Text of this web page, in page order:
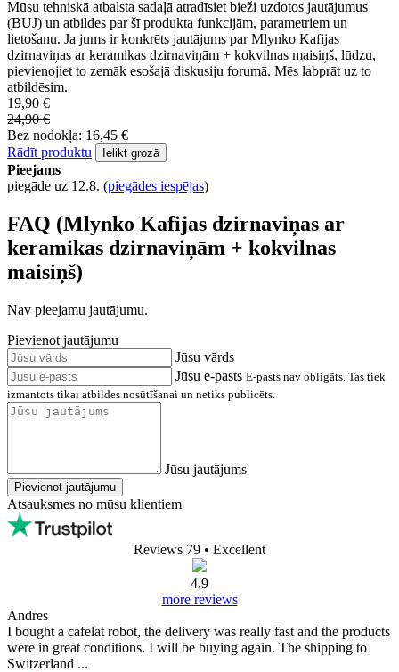
Mūsu tehniskā atbalsta sadaļā atradīsiet bieži uzdotos jautājumus
(BUJ) un atbildes par šī produkta funkcijām, parametriem un
lietošanu. Ja jums ir konkrēts jautājums par Mlynko Kafijas
dzirnaviņas ar keramikas dzirnaviņām + kokvilnas maisiņš, lūdzu,
pievienojiet to zemāk esošajā diskusiju forumā. Mēs labprāt uz to
atbildēsim.
19,90 €
24,90 €
Bez nodokļa: 16,45 €
Rādīt produktu
Ielikt grozā
Pieejams
piegāde uz 12.8. (piegādes iespējas)
FAQ (Mlynko Kafijas dzirnaviņas ar
keramikas dzirnaviņām + kokvilnas
maisiņš)
Nav pieejamu jautājumu.
Pievienot jautājumu
Jūsu vārds
Jūsu e-pasts E-pasts nav obligāts. Tas tiek
izmantots tikai atbildes nosūtīšanai un netiks publicēts.
Jūsu jautājums
Pievienot jautājumu
Atsauksmes no mūsu klientiem
Reviews 79 • Excellent
4.9
more reviews
Andres
I bought a cafelat robot, the delivery was really fast and the products
were in great conditions. I will be buying again. The shipping to
Switzerland ...